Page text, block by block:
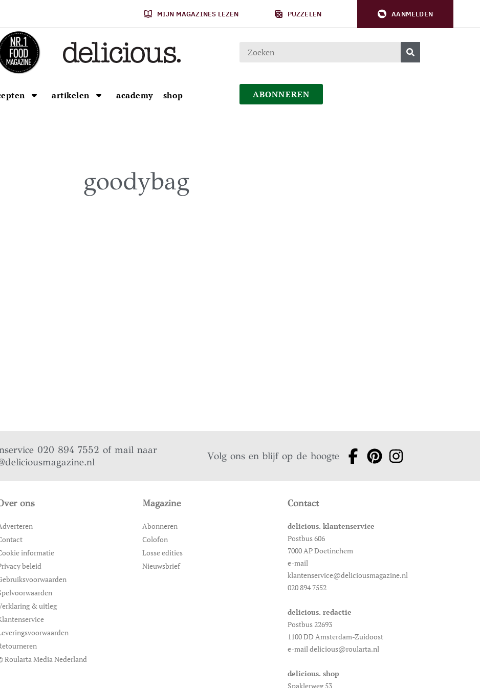
MIJN MAGAZINES LEZEN PUZZELEN AANMELDEN
artikelen academy shop ABONNEREN
goodybag
020 894 7552 of mail naar
Volg ons en blijf op de hoogte
ons
informatie
beleid
& uitleg
Roularta Media Nederland
Magazine
Abonneren
Colofon
Losse edities
Nieuwsbrief
Contact
delicious. klantenservice
Postbus 606
7000 AP Doetinchem
e-mail
klantenservice@deliciousmagazine.nl
020 894 7552
delicious. redactie
Postbus 22693
1100 DD Amsterdam-Zuidoost
e-mail delicious@roularta.nl
delicious. shop
Spaklerweg 53